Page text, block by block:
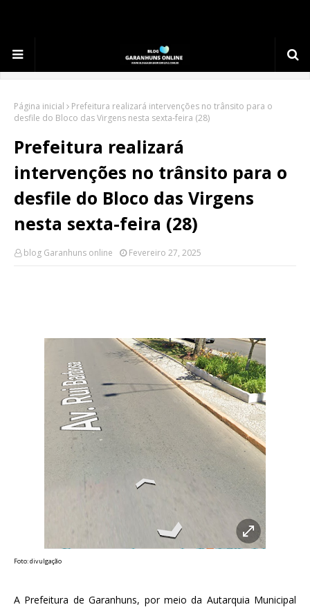
Página inicial
Prefeitura realizará intervenções no trânsito para o
desfile do Bloco das Virgens nesta sexta-feira (28)
Prefeitura realizará
intervenções no trânsito para o
desfile do Bloco das Virgens
nesta sexta-feira (28)
blog Garanhuns online Fevereiro 27, 2025
Foto: divulgação
A Prefeitura de Garanhuns, por meio da Autarquia Municipal